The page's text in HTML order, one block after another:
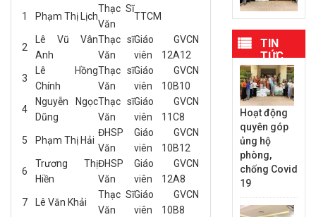
1 Phạm Thị Lịch
Thạc Sĩ
Văn
TTCM
2
Lê Vũ Vân
Anh
Thạc sĩ
Văn
Giáo
viên
GVCN
12A12
3
Lê Hồng
Chính
Thạc sĩ
Văn
Giáo
viên
GVCN
10B10
4
Nguyễn Ngọc
Dũng
Thạc sĩ
Văn
Giáo
viên
GVCN
11C8
5 Phạm Thị Hải
ĐHSP
Văn
Giáo
viên
GVCN
10B12
6
Trương Thị
Hiền
ĐHSP
Văn
Giáo
viên
GVCN
12A8
7 Lê Văn Khải
Thạc Sĩ
Văn
Giáo
viên
GVCN
10B8
TIN
TỨC
MỚI
NHẤT
Hoạt động
quyên góp
ủng hộ
phòng,
chống Covid
19